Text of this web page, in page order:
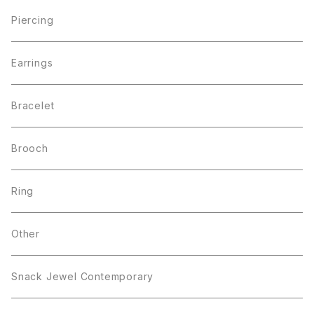
Piercing
Earrings
Bracelet
Brooch
Ring
Other
Snack Jewel Contemporary